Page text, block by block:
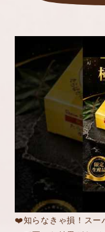
❤️知らなきゃ損！スー